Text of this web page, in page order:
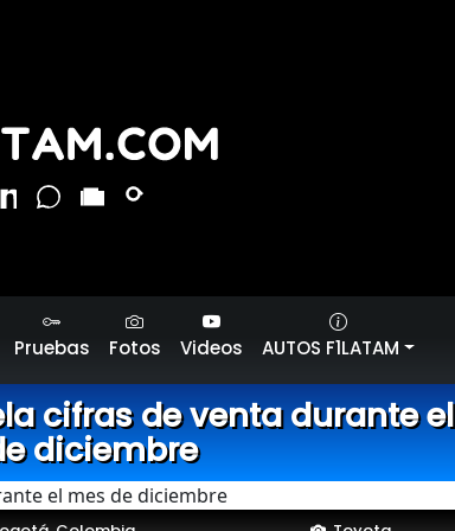
Pruebas Fotos Videos AUTOS F1LATAM
cifras de venta durante el
diciembre